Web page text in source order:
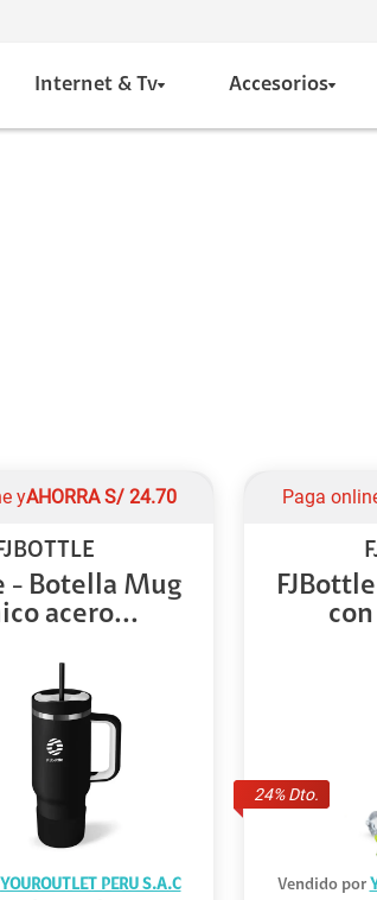
Internet & Tv Accesorios
yAHORRA S/ 24.70
- Botella Mug
acero...
YOUROUTLET PERU S.A.C
24% Dto.
Paga
Vendido por